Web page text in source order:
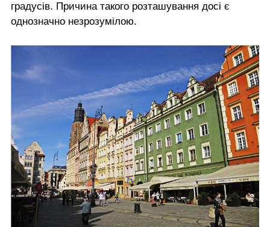
градусів. Причина такого розташування досі є
однозначно незрозумілою.